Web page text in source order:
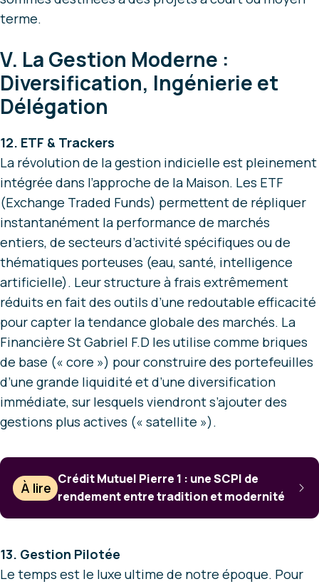
terme.
V. La Gestion Moderne :
Diversification, Ingénierie et
Délégation
12. ETF & Trackers
La révolution de la gestion indicielle est pleinement
intégrée dans l’approche de la Maison. Les ETF
(Exchange Traded Funds) permettent de répliquer
instantanément la performance de marchés
entiers, de secteurs d’activité spécifiques ou de
thématiques porteuses (eau, santé, intelligence
artificielle). Leur structure à frais extrêmement
réduits en fait des outils d’une redoutable efficacité
pour capter la tendance globale des marchés. La
Financière St Gabriel F.D les utilise comme briques
de base (« core ») pour construire des portefeuilles
d’une grande liquidité et d’une diversification
immédiate, sur lesquels viendront s’ajouter des
gestions plus actives (« satellite »).
À lire
Crédit Mutuel Pierre 1 : une SCPI de
rendement entre tradition et modernité
13. Gestion Pilotée
Le temps est le luxe ultime de notre époque. Pour